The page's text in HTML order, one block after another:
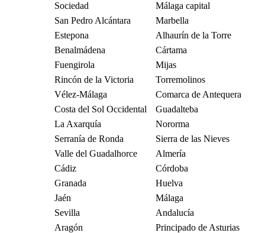
Sociedad
Málaga capital
San Pedro Alcántara
Marbella
Estepona
Alhaurín de la Torre
Benalmádena
Cártama
Fuengirola
Mijas
Rincón de la Victoria
Torremolinos
Vélez-Málaga
Comarca de Antequera
Costa del Sol Occidental
Guadalteba
La Axarquía
Nororma
Serranía de Ronda
Sierra de las Nieves
Valle del Guadalhorce
Almería
Cádiz
Córdoba
Granada
Huelva
Jaén
Málaga
Sevilla
Andalucía
Aragón
Principado de Asturias